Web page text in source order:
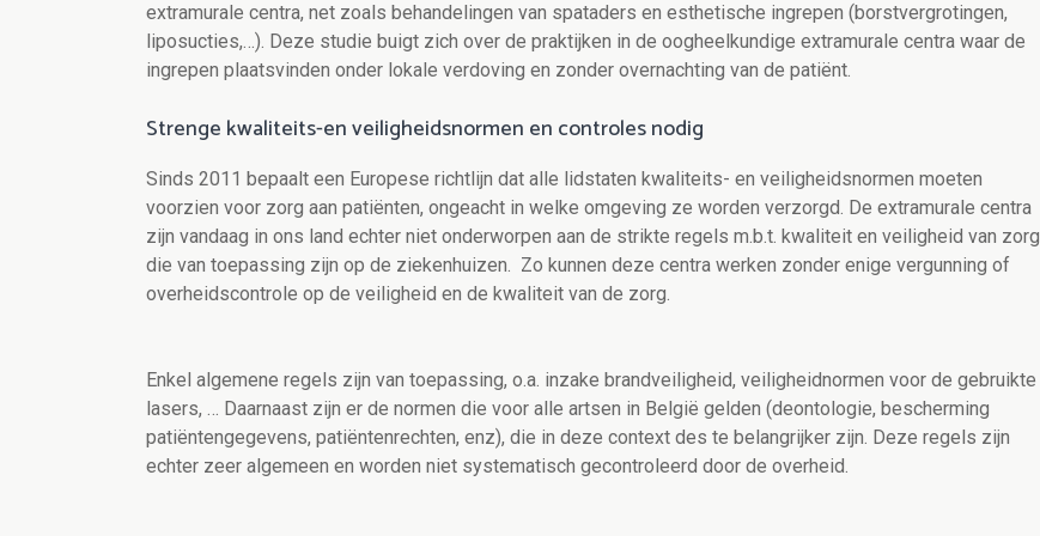
extramurale centra, net zoals behandelingen van spataders en esthetische ingrepen (borstvergrotingen,
liposucties,…). Deze studie buigt zich over de praktijken in de oogheelkundige extramurale centra waar de
ingrepen plaatsvinden onder lokale verdoving en zonder overnachting van de patiënt.
Strenge kwaliteits-en veiligheidsnormen en controles nodig
Sinds 2011 bepaalt een Europese richtlijn dat alle lidstaten kwaliteits- en veiligheidsnormen moeten
voorzien voor zorg aan patiënten, ongeacht in welke omgeving ze worden verzorgd. De extramurale centra
zijn vandaag in ons land echter niet onderworpen aan de strikte regels m.b.t. kwaliteit en veiligheid van zorg
die van toepassing zijn op de ziekenhuizen. Zo kunnen deze centra werken zonder enige vergunning of
overheidscontrole op de veiligheid en de kwaliteit van de zorg.
Enkel algemene regels zijn van toepassing, o.a. inzake brandveiligheid, veiligheidnormen voor de gebruikte
lasers, … Daarnaast zijn er de normen die voor alle artsen in België gelden (deontologie, bescherming
patiëntengegevens, patiëntenrechten, enz), die in deze context des te belangrijker zijn. Deze regels zijn
echter zeer algemeen en worden niet systematisch gecontroleerd door de overheid.